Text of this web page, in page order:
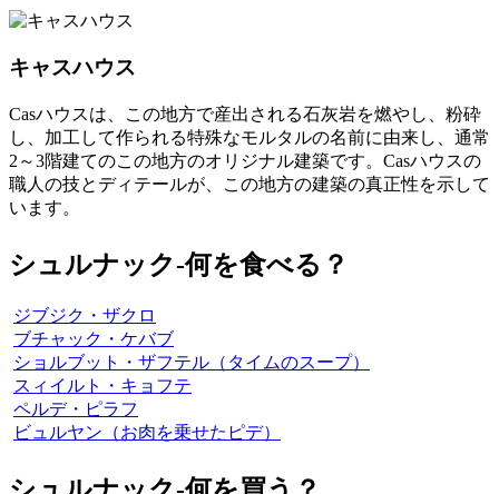
キャスハウス
Casハウスは、この地方で産出される石灰岩を燃やし、粉砕
し、加工して作られる特殊なモルタルの名前に由来し、通常
2～3階建てのこの地方のオリジナル建築です。Casハウスの
職人の技とディテールが、この地方の建築の真正性を示して
います。
シュルナック‐何を食べる？
ジブジク・ザクロ
ブチャック・ケバブ
ショルブット・ザフテル（タイムのスープ）
スィイルト・キョフテ
ペルデ・ピラフ
ビュルヤン（お肉を乗せたピデ）